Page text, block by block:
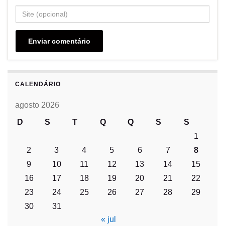
CALENDÁRIO
agosto 2026
D
S T Q Q S
S
1
2
3 4 5 6 7
8
9
10 11 12 13 14
15
16
17 18 19 20 21
22
23
24 25 26 27 28
29
30
31
« jul